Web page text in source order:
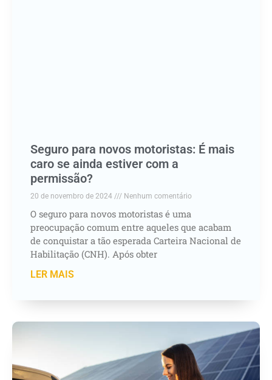
Seguro para novos motoristas: É mais
caro se ainda estiver com a
permissão?
20 de novembro de 2024 Nenhum comentário
O seguro para novos motoristas é uma
preocupação comum entre aqueles que acabam
de conquistar a tão esperada Carteira Nacional de
Habilitação (CNH). Após obter
LER MAIS